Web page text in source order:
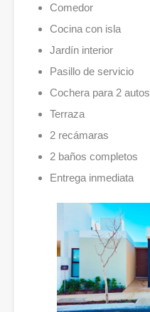
Comedor
Cocina con isla
Jardín interior
Pasillo de servicio
Cochera para 2 autos
Terraza
2 recámaras
2 baños completos
Entrega inmediata